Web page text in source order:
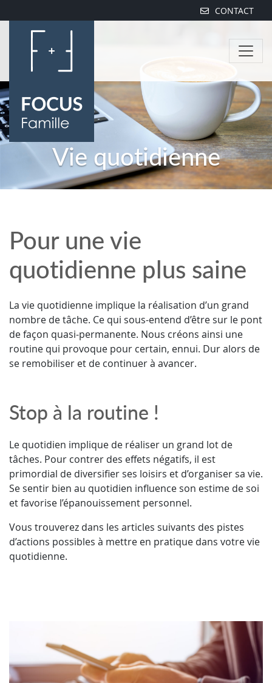
CONTACT
Vie quotidienne
Pour une vie
quotidienne plus saine
La vie quotidienne implique la réalisation d’un grand
nombre de tâche. Ce qui sous-entend d’être sur le pont
de façon quasi-permanente. Nous créons ainsi une
routine qui provoque pour certain, ennui. Dur alors de
se remobiliser et de continuer à avancer.
Stop à la routine !
Le quotidien implique de réaliser un grand lot de
tâches. Pour contrer des effets négatifs, il est
primordial de diversifier ses loisirs et d’organiser sa vie.
Se sentir bien au quotidien influence son estime de soi
et favorise l’épanouissement personnel.
Vous trouverez dans les articles suivants des pistes
d’actions possibles à mettre en pratique dans votre vie
quotidienne.